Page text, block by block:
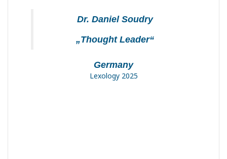
Dr. Daniel Soudry
„Thought Leader“
Germany
Lexology 2025